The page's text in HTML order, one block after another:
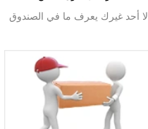
لا أحد غيرك يعرف ما في الصندوق